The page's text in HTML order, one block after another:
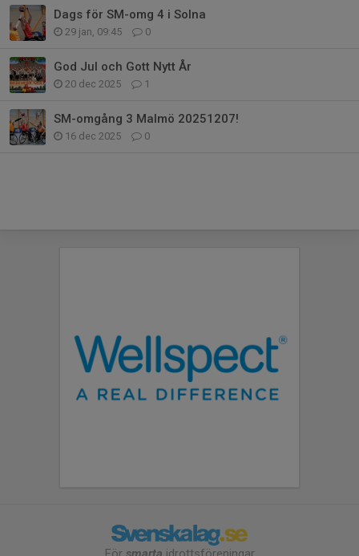
Dags för SM-omg 4 i Solna
29 jan, 09:45 0
God Jul och Gott Nytt År
20 dec 2025 1
SM-omgång 3 Malmö 20251207!
16 dec 2025 0